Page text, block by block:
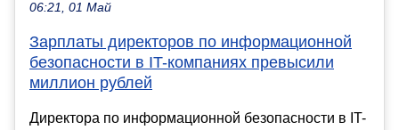
06:21, 01 Май
Зарплаты директоров по информационной
безопасности в IT-компаниях превысили
миллион рублей
Директора по информационной безопасности в IT-